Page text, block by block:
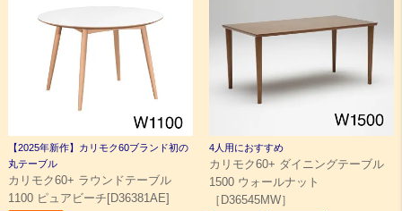
【2025年新作】カリモク60ブランド初の
丸テーブル
カリモク60+ ラウンドテーブル
1100 ピュアビーチ[D36381AE]
4人用におすすめ
カリモク60+ ダイニングテーブル
1500 ウォールナット
［D36545MW］